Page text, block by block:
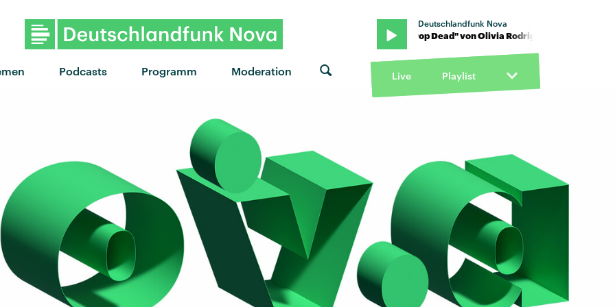
Podcasts Programm Moderation
Deutschlandfunk Nova
"Drop Dead" von Olivia Rodrigo · "Drop Dead" von Olivia Rodrigo · "Drop Dead" von Olivia
Live Playlist